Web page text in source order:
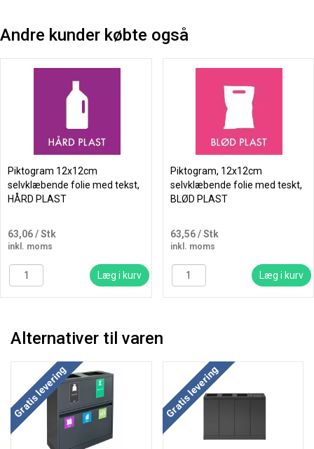
Andre kunder købte også
Piktogram 12x12cm
selvklæbende folie med tekst,
HÅRD PLAST
63,06/ Stk
inkl. moms
Læg i kurv
Piktogram, 12x12cm
selvklæbende folie med teskt,
BLØD PLAST
63,56/ Stk
inkl. moms
Læg i kurv
Alternativer til varen
Køb mere og spar
Gratis levering Gratis levering